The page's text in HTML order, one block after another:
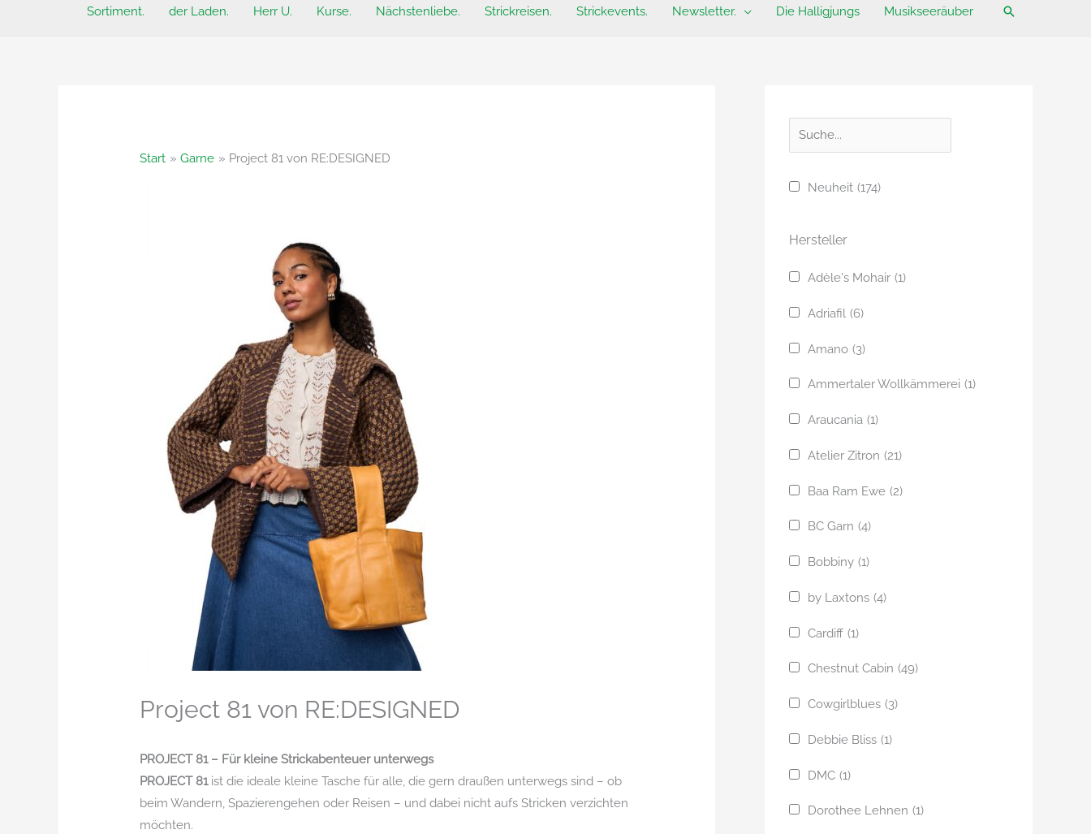
Sortiment. der Laden. Herr U. Kurse. Nächstenliebe. Strickreisen. Strickevents. Newsletter. Die Halligjungs Musikseeräuber Suchen
Start Garne Project 81 von RE:DESIGNED
Project 81 von RE:DESIGNED
PROJECT 81 – Für kleine Strickabenteuer unterwegs
PROJECT 81ist die ideale kleine Tasche für alle, die gern draußen unterwegs sind – ob
beim Wandern, Spazierengehen oder Reisen – und dabei nicht aufs Stricken verzichten
möchten.
u
c
Neuheit (174)
Hersteller
Adèle's Mohair (1)
Adriafil (6)
Amano (3)
Ammertaler Wollkämmerei (1)
Araucania (1)
Atelier Zitron (21)
Baa Ram Ewe (2)
BC Garn (4)
Bobbiny (1)
by Laxtons (4)
Cardiff (1)
Chestnut Cabin (49)
Cowgirlblues (3)
Debbie Bliss (1)
DMC (1)
Dorothee Lehnen (1)